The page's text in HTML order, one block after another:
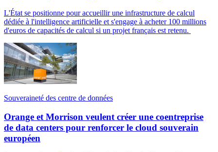
L'État se positionne pour accueillir une infrastructure de calcul
dédiée à l'intelligence artificielle et s'engage à acheter 100 millions
d'euros de capacités de calcul si un projet français est retenu.
Souveraineté des centre de données
Orange et Morrison veulent créer une coentreprise
de data centers pour renforcer le cloud souverain
européen